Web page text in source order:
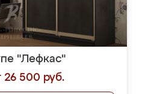
"Лефкас"
26 500 руб.